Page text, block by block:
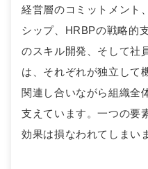
経営層のコミットメント
シップ、HRBPの戦略的
のスキル開発、そして社
は、それぞれが独立して
関連し合いながら組織全
支えています。一つの要
効果は損なわれてしまい